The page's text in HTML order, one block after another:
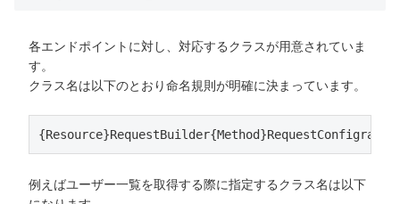
各エンドポイントに対し、対応するクラスが用意されていま
す。
クラス名は以下のとおり命名規則が明確に決まっています。
例えばユーザー一覧を取得する際に指定するクラス名は以下